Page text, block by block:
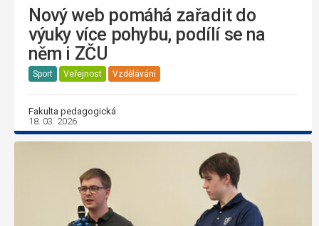
Nový web pomáhá zařadit do
výuky více pohybu, podílí se na
něm i ZČU
Sport Veřejnost Vzdělávání
Fakulta pedagogická
18. 03. 2026